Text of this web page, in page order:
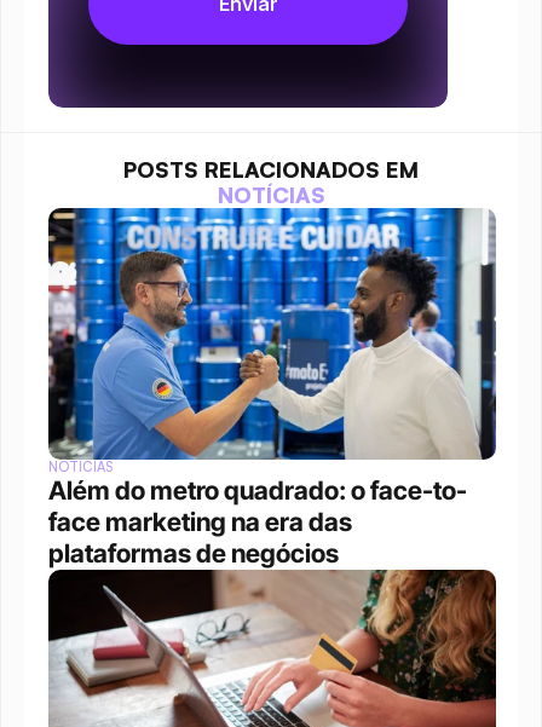
POSTS RELACIONADOS EM
NOTÍCIAS
NOTÍCIAS
Além do metro quadrado: o face-to-
face marketing na era das
plataformas de negócios